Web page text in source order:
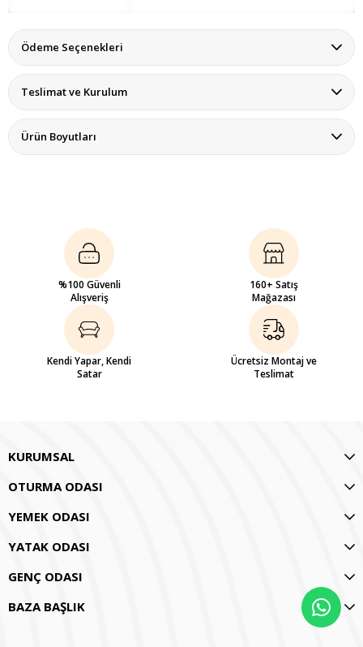
Ödeme Seçenekleri
Teslimat ve Kurulum
Ürün Boyutları
%100 Güvenli
Alışveriş
160+ Satış
Mağazası
Kendi Yapar, Kendi
Satar
Ücretsiz Montaj ve
Teslimat
KURUMSAL
OTURMA ODASI
YEMEK ODASI
YATAK ODASI
GENÇ ODASI
BAZA BAŞLIK